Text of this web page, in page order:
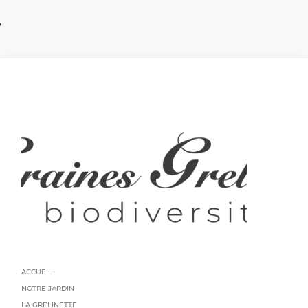
ACCUEIL
NOTRE JARDIN
LA GRELINETTE